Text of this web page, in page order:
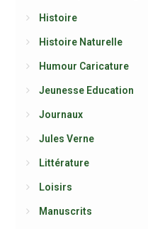
Histoire
Histoire Naturelle
Humour Caricature
Jeunesse Education
Journaux
Jules Verne
Littérature
Loisirs
Manuscrits